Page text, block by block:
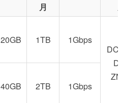
月
20GB 1TB
1Gbps
40GB 2TB 1Gbps